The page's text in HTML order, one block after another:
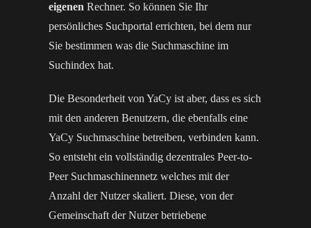
eigenen Rechner. So können Sie Ihr
persönliches Suchportal errichten, bei dem nur
Sie bestimmen was die Suchmaschine im
Suchindex hat.
Die Besonderheit von YaCy ist aber, dass es sich
mit den anderen Benutzern, die ebenfalls eine
YaCy Suchmaschine betreiben, verbinden kann.
So entsteht ein vollständig dezentrales Peer-to-
Peer Suchmaschinennetz welches mit der
Anzahl der Nutzer skaliert. Diese, von der
Gemeinschaft der Nutzer betriebene